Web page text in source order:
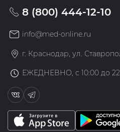
8 (800) 444-12-10
info@med-online.ru
г. Краснодар, ул.
ЕЖЕДНЕВНО, с 10:00 до